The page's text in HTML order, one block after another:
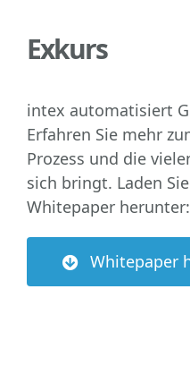
Exkurs
intex automatisiert
Erfahren Sie mehr
Prozess und die
sich bringt. Laden
Whitepaper herunter:
Whitepaper